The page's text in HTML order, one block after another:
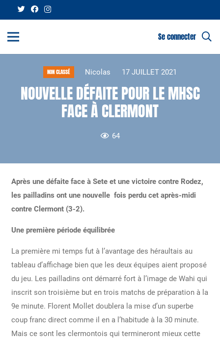
Se connecter
NON CLASSÉ Nicolas 17 JUILLET 2021
NOUVELLE DÉFAITE POUR LE MHSC
FACE À CLERMONT
64
Après une défaite face à Sete et une victoire contre Rodez,
les pailladins ont une nouvelle fois perdu cet après-midi
contre Clermont (3-2).
Une première période équilibrée
La première mi temps fut à l’avantage des héraultais au
tableau d’affichage bien que les deux équipes aient proposé
du jeu. Les pailladins ont démarré fort à l’image de Wahi qui
inscrit son troisième but en trois matchs de préparation à la
9e minute. Florent Mollet doublera la mise d’un superbe
coup franc direct comme il en a l’habitude à la 30 minute.
Mais ce sont les clermontois qui termineront mieux cette